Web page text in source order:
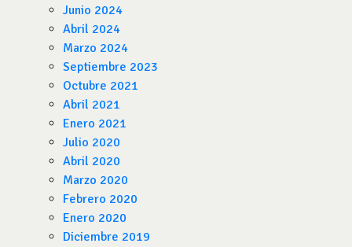
Junio 2024
Abril 2024
Marzo 2024
Septiembre 2023
Octubre 2021
Abril 2021
Enero 2021
Julio 2020
Abril 2020
Marzo 2020
Febrero 2020
Enero 2020
Diciembre 2019